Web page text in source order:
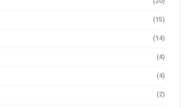
(15)
(14)
(4)
(4)
(2)